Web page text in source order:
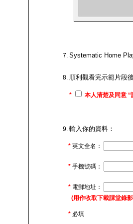
Systematic Home
順利觀看完示範片段
* 本人清楚及同意
輸入你的資料：
* 英文全名：
* 手機號碼：
* 電郵地址：
(用作收取下載課堂錄
* 必填